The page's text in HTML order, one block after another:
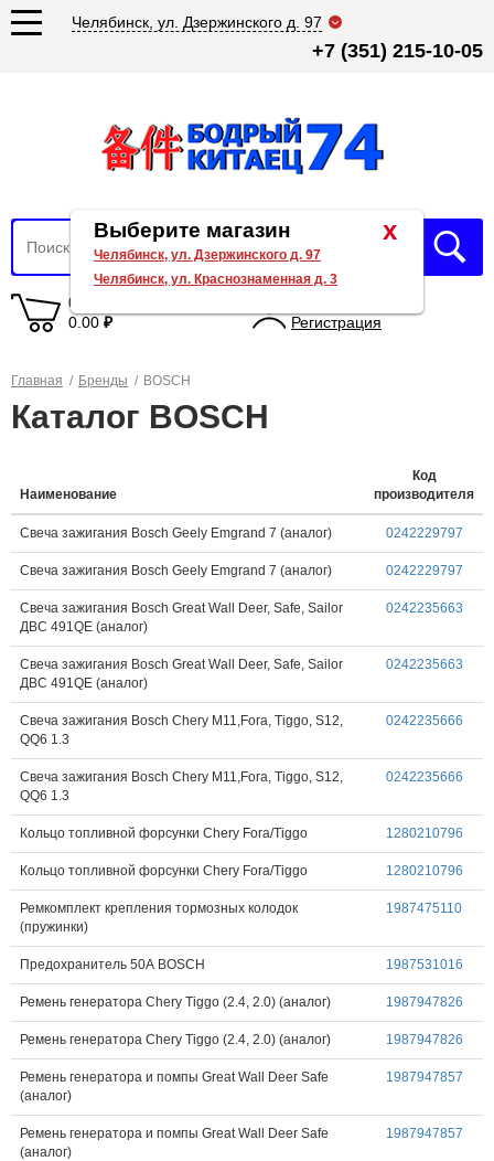
Челябинск, ул. Дзержинского д. 97
+7 (351) 215-10-05
0 товаров
0.00 ₽
Регистрация
Главная / Бренды / BOSCH
Каталог BOSCH
Наименование
Код
производителя
Свеча зажигания Bosch Geely Emgrand 7 (аналог) 0242229797
Свеча зажигания Bosch Geely Emgrand 7 (аналог) 0242229797
Свеча зажигания Bosch Great Wall Deer, Safe, Sailor
ДВС 491QE (аналог)
0242235663
Свеча зажигания Bosch Great Wall Deer, Safe, Sailor
ДВС 491QE (аналог)
0242235663
Свеча зажигания Bosch Chery M11,Fora, Tiggo, S12,
QQ6 1.3
0242235666
Свеча зажигания Bosch Chery M11,Fora, Tiggo, S12,
QQ6 1.3
0242235666
Кольцо топливной форсунки Chery Fora/Tiggo 1280210796
Кольцо топливной форсунки Chery Fora/Tiggo 1280210796
Ремкомплект крепления тормозных колодок
(пружинки)
1987475110
Предохранитель 50А BOSCH 1987531016
Ремень генератора Chery Tiggo (2.4, 2.0) (аналог) 1987947826
Ремень генератора Chery Tiggo (2.4, 2.0) (аналог) 1987947826
Ремень генератора и помпы Great Wall Deer Safe
(аналог)
1987947857
Ремень генератора и помпы Great Wall Deer Safe
(аналог)
1987947857
x
Выберите магазин
Челябинск, ул. Дзержинского д. 97
Челябинск, ул. Краснознаменная д. 3